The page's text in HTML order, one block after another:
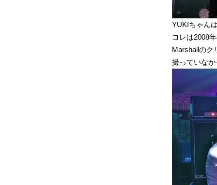
YUKIちゃん
コレは2008
Marshallのク
撮っていな